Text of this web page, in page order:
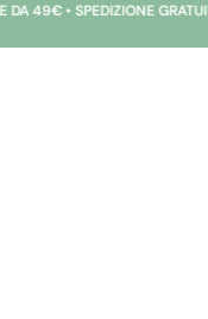
SPEDIZIONE